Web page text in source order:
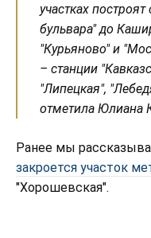
участках
бульвара" до
"Курьяново" и
– станции
"Липецкая",
отметила Юлиана
Ранее мы
закроется участок
"Хорошевская".